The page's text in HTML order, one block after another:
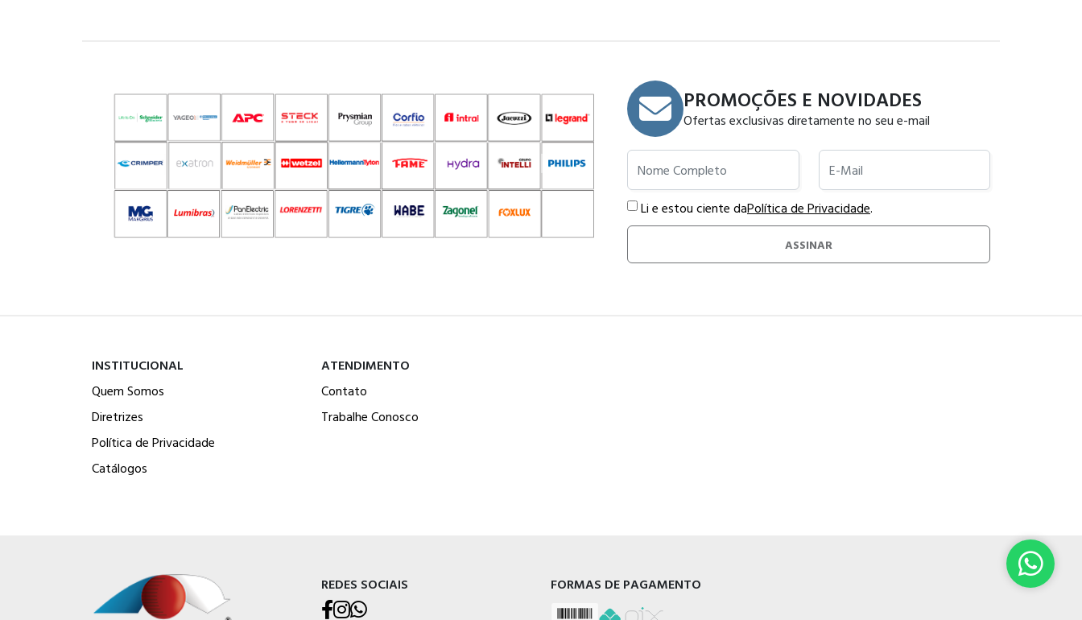
PROMOÇÕES E NOVIDADES
Ofertas exclusivas diretamente no seu e-mail
Nome Completo E-Mail
Li e estou ciente daPolítica de Privacidade.
ASSINAR
INSTITUCIONAL
Quem Somos
Diretrizes
Política de Privacidade
Catálogos
ATENDIMENTO
Contato
Trabalhe Conosco
REDES SOCIAIS FORMAS DE PAGAMENTO